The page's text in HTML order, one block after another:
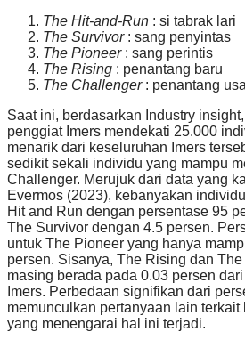
The Hit-and-Run : si tabrak lari
The Survivor: sang penyintas
The Pioneer: sang perintis
The Rising : penantang baru
The Challenger: penantang
Saat ini, berdasarkan Industry
penggiat Imers mendekati 25.000
menarik dari keseluruhan Imers
sedikit sekali individu yang mampu
Challenger. Merujuk dari data yang
Evermos (2023), kebanyakan
Hit and Run dengan persentase 95
The Survivor dengan 4.5 persen.
untuk The Pioneer yang hanya
persen. Sisanya, The Rising dan
masing berada pada 0.03 persen
Imers. Perbedaan signifikan dari
memunculkan pertanyaan lain terkait
yang menengarai hal ini terjadi.